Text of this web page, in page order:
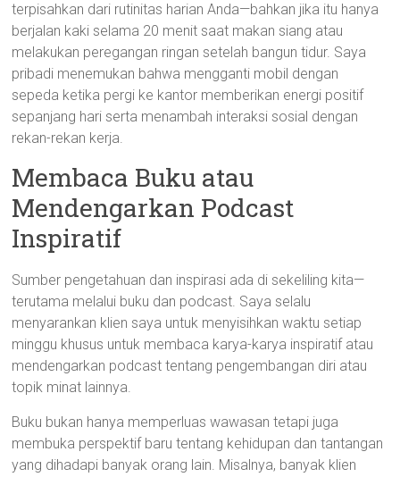
terpisahkan dari rutinitas harian Anda—bahkan jika itu hanya
berjalan kaki selama 20 menit saat makan siang atau
melakukan peregangan ringan setelah bangun tidur. Saya
pribadi menemukan bahwa mengganti mobil dengan
sepeda ketika pergi ke kantor memberikan energi positif
sepanjang hari serta menambah interaksi sosial dengan
rekan-rekan kerja.
Membaca Buku atau
Mendengarkan Podcast
Inspiratif
Sumber pengetahuan dan inspirasi ada di sekeliling kita—
terutama melalui buku dan podcast. Saya selalu
menyarankan klien saya untuk menyisihkan waktu setiap
minggu khusus untuk membaca karya-karya inspiratif atau
mendengarkan podcast tentang pengembangan diri atau
topik minat lainnya.
Buku bukan hanya memperluas wawasan tetapi juga
membuka perspektif baru tentang kehidupan dan tantangan
yang dihadapi banyak orang lain. Misalnya, banyak klien